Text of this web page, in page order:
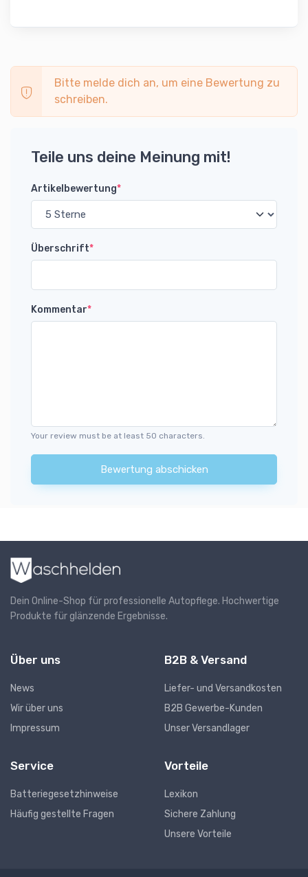
Bitte melde dich an, um eine Bewertung zu
schreiben.
Teile uns deine Meinung mit!
Artikelbewertung*
Überschrift*
Kommentar*
Your review must be at least 50 characters.
Bewertung abschicken
Dein Online-Shop für professionelle Autopflege. Hochwertige
Produkte für glänzende Ergebnisse.
Über uns
News
Wir über uns
Impressum
B2B & Versand
Liefer- und Versandkosten
B2B Gewerbe-Kunden
Unser Versandlager
Service
Batteriegesetzhinweise
Häufig gestellte Fragen
Vorteile
Lexikon
Sichere Zahlung
Unsere Vorteile